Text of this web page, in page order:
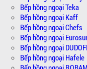
Bếp hồng ngoại Teka
Bếp hồng ngoại Kaff
Bếp hồng ngoại Chefs
Bếp hồng ngoại
Bếp hồng ngoại
Bếp hồng ngoại Hafele